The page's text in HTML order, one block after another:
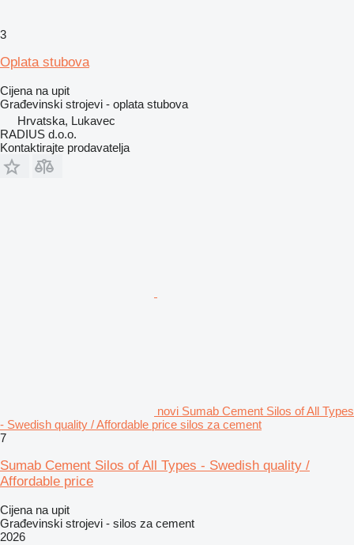
3
Oplata stubova
Cijena na upit
Građevinski strojevi - oplata stubova
Hrvatska, Lukavec
RADIUS d.o.o.
Kontaktirajte prodavatelja
novi Sumab Cement Silos of All Types
- Swedish quality / Affordable price silos za cement
7
Sumab Cement Silos of All Types - Swedish quality /
Affordable price
Cijena na upit
Građevinski strojevi - silos za cement
2026